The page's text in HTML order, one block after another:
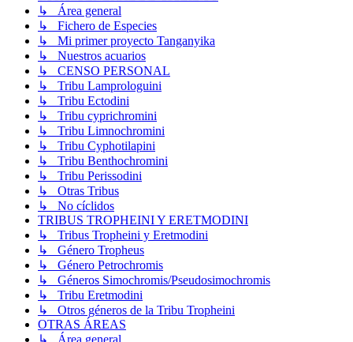
↳ Área general
↳ Fichero de Especies
↳ Mi primer proyecto Tanganyika
↳ Nuestros acuarios
↳ CENSO PERSONAL
↳ Tribu Lamprologuini
↳ Tribu Ectodini
↳ Tribu cyprichromini
↳ Tribu Limnochromini
↳ Tribu Cyphotilapini
↳ Tribu Benthochromini
↳ Tribu Perissodini
↳ Otras Tribus
↳ No cíclidos
TRIBUS TROPHEINI Y ERETMODINI
↳ Tribus Tropheini y Eretmodini
↳ Género Tropheus
↳ Género Petrochromis
↳ Géneros Simochromis/Pseudosimochromis
↳ Tribu Eretmodini
↳ Otros géneros de la Tribu Tropheini
OTRAS ÁREAS